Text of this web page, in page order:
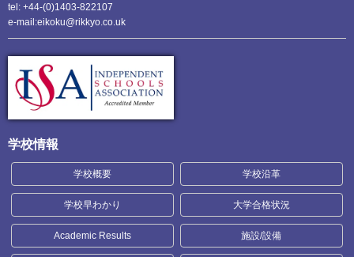
tel: +44-(0)1403-822107
e-mail:eikoku@rikkyo.co.uk
学校情報
学校概要 学校沿革
学校早わかり 大学合格状況
Academic Results 施設/設備